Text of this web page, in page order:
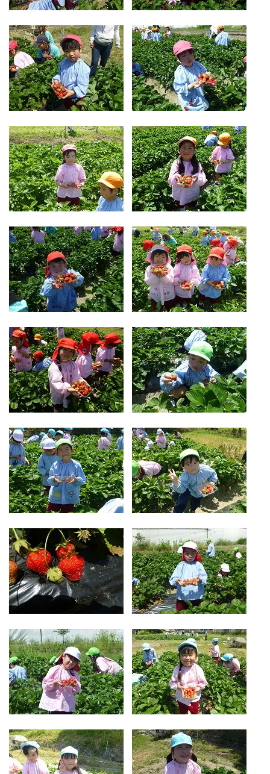
メールでお問合せ 072-793-5381
月~金 10:00-18:00